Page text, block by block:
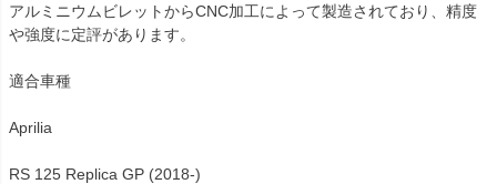
アルミニウムビレットからCNC加工によって製造されており、精度
や強度に定評があります。
適合車種
Aprilia
RS 125 Replica GP (2018-)